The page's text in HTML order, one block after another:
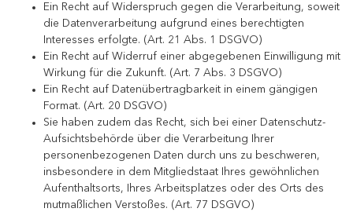
Ein Recht auf Widerspruch gegen die Verarbeitung, soweit
die Datenverarbeitung aufgrund eines berechtigten
Interesses erfolgte. (Art. 21 Abs. 1 DSGVO)
Ein Recht auf Widerruf einer abgegebenen Einwilligung mit
Wirkung für die Zukunft. (Art. 7 Abs. 3 DSGVO)
Ein Recht auf Datenübertragbarkeit in einem gängigen
Format. (Art. 20 DSGVO)
Sie haben zudem das Recht, sich bei einer Datenschutz-
Aufsichtsbehörde über die Verarbeitung Ihrer
personenbezogenen Daten durch uns zu beschweren,
insbesondere in dem Mitgliedstaat Ihres gewöhnlichen
Aufenthaltsorts, Ihres Arbeitsplatzes oder des Orts des
mutmaßlichen Verstoßes. (Art. 77 DSGVO)